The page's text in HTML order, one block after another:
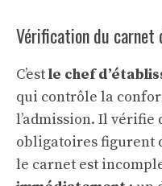
Vérification du carnet
C’estle chef
qui contrôle la
l’admission. Il vérifie
obligatoires figurent
le carnet est